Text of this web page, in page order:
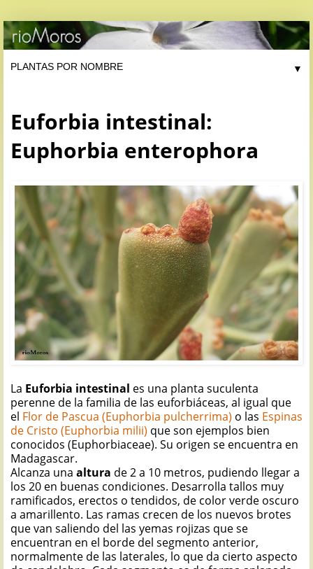
▼
Euforbia intestinal:
Euphorbia enterophora
La Euforbia intestinal es una planta suculenta
perenne de la familia de las euforbiáceas, al igual que
el Flor de Pascua (Euphorbia pulcherrima) o las Espinas
de Cristo (Euphorbia milii) que son ejemplos bien
conocidos (Euphorbiaceae). Su origen se encuentra en
Madagascar.
Alcanza una altura de 2 a 10 metros, pudiendo llegar a
los 20 en buenas condiciones. Desarrolla tallos muy
ramificados, erectos o tendidos, de color verde oscuro
a amarillento. Las ramas crecen de los nuevos brotes
que van saliendo del las yemas rojizas que se
encuentran en el borde del segmento anterior,
normalmente de las laterales, lo que da cierto aspecto